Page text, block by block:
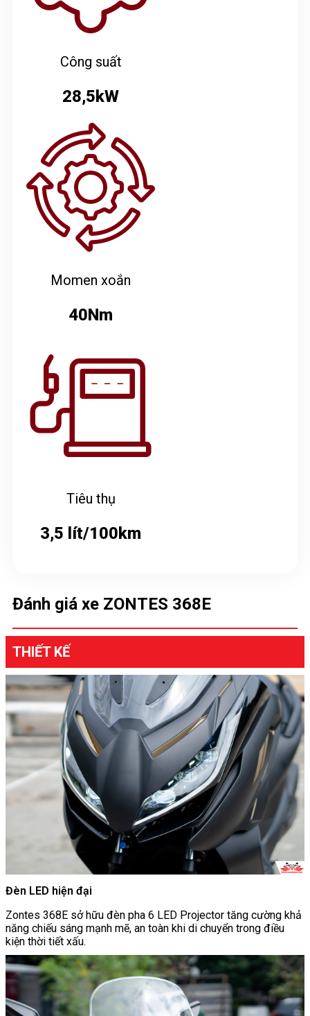
Công suất
28,5kW
Momen xoắn
40Nm
Tiêu thụ
3,5 lít/100km
Đánh giá xe ZONTES 368E
THIẾT KẾ
Đèn LED hiện đại
Zontes 368E sở hữu đèn pha 6 LED Projector tăng cường khả
năng chiếu sáng mạnh mẽ, an toàn khi di chuyển trong điều
kiện thời tiết xấu.